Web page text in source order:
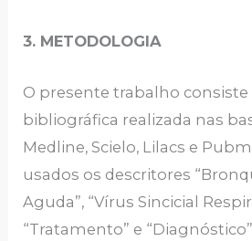
3. METODOLOGIA
O presente trabalho
bibliográfica realizada nas
Medline, Scielo, Lilacs e
usados os descritores
Aguda”, “Vírus Sincicial
“Tratamento” e